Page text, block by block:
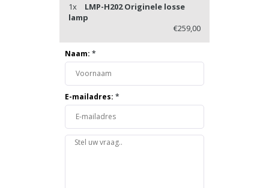
1x
LMP-H202 Originele losse
lamp
€259,00
Naam: *
E-mailadres: *